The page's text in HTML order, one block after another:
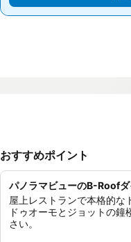
おすすめポイント
パノラマビューのB-Roof
屋上レストランで本格的な
ドゥオーモとジョットの
さい。